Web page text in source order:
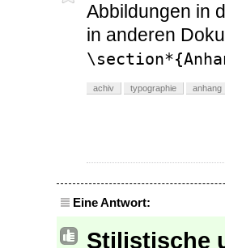
Abbildungen in
in anderen
achiv typographie anhang
Eine Antwort:
Stilistische